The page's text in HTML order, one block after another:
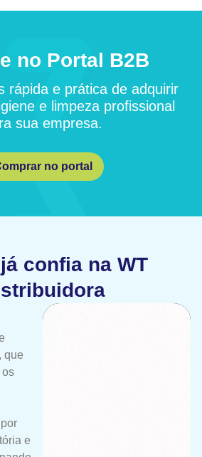
no Portal B2B
rápida e prática de adquirir
e limpeza profissional
sua empresa.
no portal
confia na WT
que
os
e